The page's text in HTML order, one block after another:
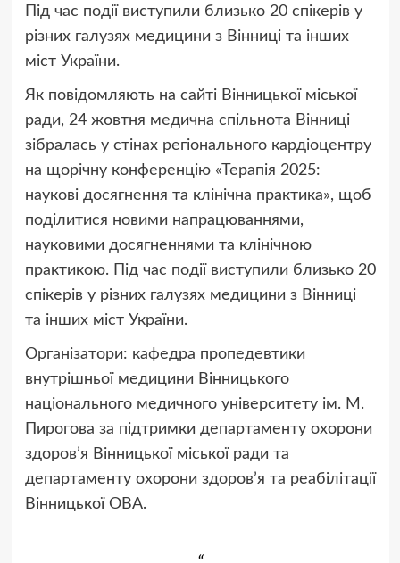
Під час події виступили близько 20 спікерів у
різних галузях медицини з Вінниці та інших
міст України.
Як повідомляють на сайті Вінницької міської
ради, 24 жовтня медична спільнота Вінниці
зібралась у стінах регіонального кардіоцентру
на щорічну конференцію «Терапія 2025:
наукові досягнення та клінічна практика», щоб
поділитися новими напрацюваннями,
науковими досягненнями та клінічною
практикою. Під час події виступили близько 20
спікерів у різних галузях медицини з Вінниці
та інших міст України.
Організатори: кафедра пропедевтики
внутрішньої медицини Вінницького
національного медичного університету ім. М.
Пирогова за підтримки департаменту охорони
здоров’я Вінницької міської ради та
департаменту охорони здоров’я та реабілітації
Вінницької ОВА.